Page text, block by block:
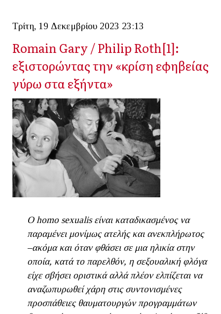
Τρίτη, 19 Δεκεμβρίου 2023 23:13
Romain Gary / Philip Roth[1]:
εξιστορώντας την «κρίση εφηβείας
γύρω στα εξήντα»
Ο homo sexualis είναι καταδικασμένος να
παραμένει μονίμως ατελής και ανεκπλήρωτος
–ακόμα και όταν φθάσει σε μια ηλικία στην
οποία, κατά το παρελθόν, η σεξουαλική φλόγα
είχε σβήσει οριστικά αλλά πλέον ελπίζεται να
αναζωπυρωθεί χάρη στις συντονισμένες
προσπάθειες θαυματουργών προγραμμάτων